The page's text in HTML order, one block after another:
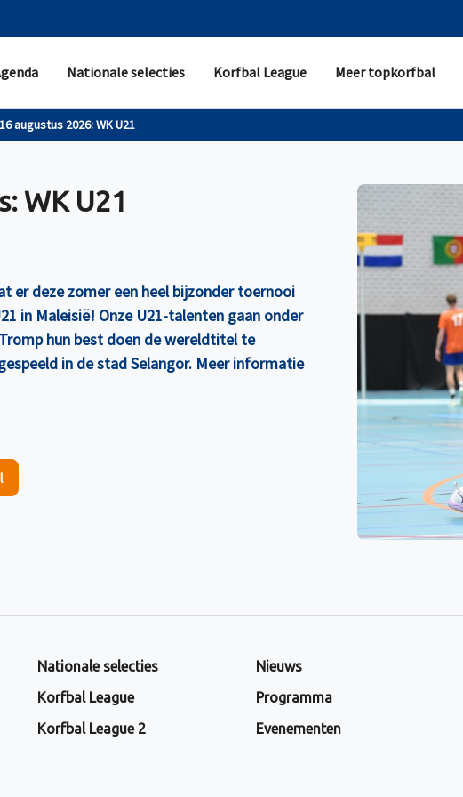
Nationale selecties Korfbal League Meer topkorfbal
augustus 2026: WK U21
WK U21
er deze zomer een heel bijzonder toernooi
in Maleisië! Onze U21-talenten gaan onder
hun best doen de wereldtitel te
in de stad Selangor. Meer informatie
Nationale selecties
Korfbal League
Korfbal League 2
Nieuws
Programma
Evenementen